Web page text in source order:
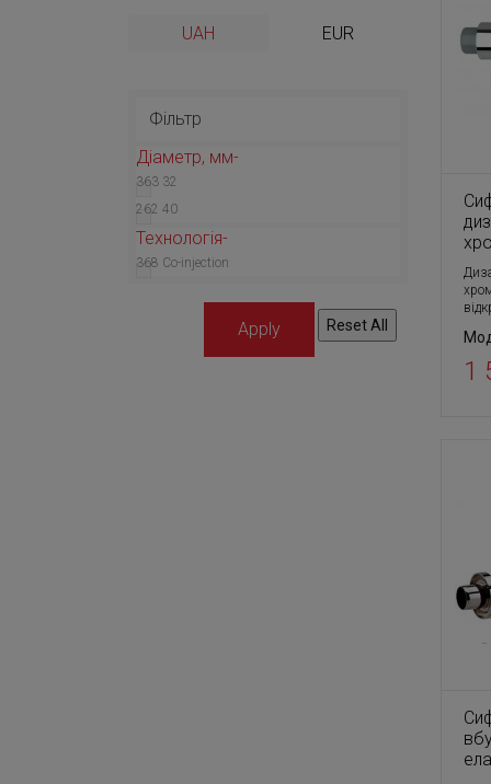
UAH EUR
Фільтр
Діаметр, мм
363 32
262 40
Технологія
368 Co-injection
1